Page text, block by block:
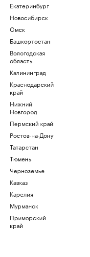
Екатеринбург
Новосибирск
Омск
Башкортостан
Вологодская
область
Калининград
Краснодарский
край
Нижний
Новгород
Пермский край
Ростов-на-Дону
Татарстан
Тюмень
Черноземье
Кавказ
Карелия
Мурманск
Приморский
край